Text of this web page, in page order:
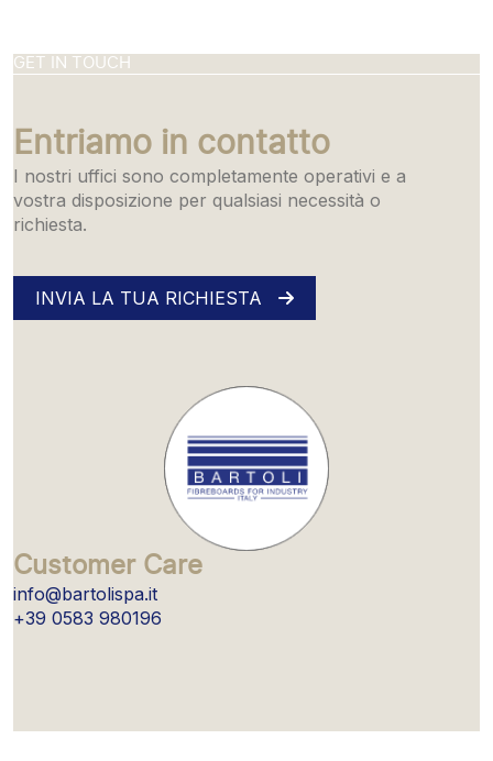
GET IN TOUCH
Entriamo in contatto
I nostri uffici sono completamente operativi e a
vostra disposizione per qualsiasi necessità o
richiesta.
INVIA LA TUA RICHIESTA
Customer Care
info@bartolispa.it
+39 0583 980196